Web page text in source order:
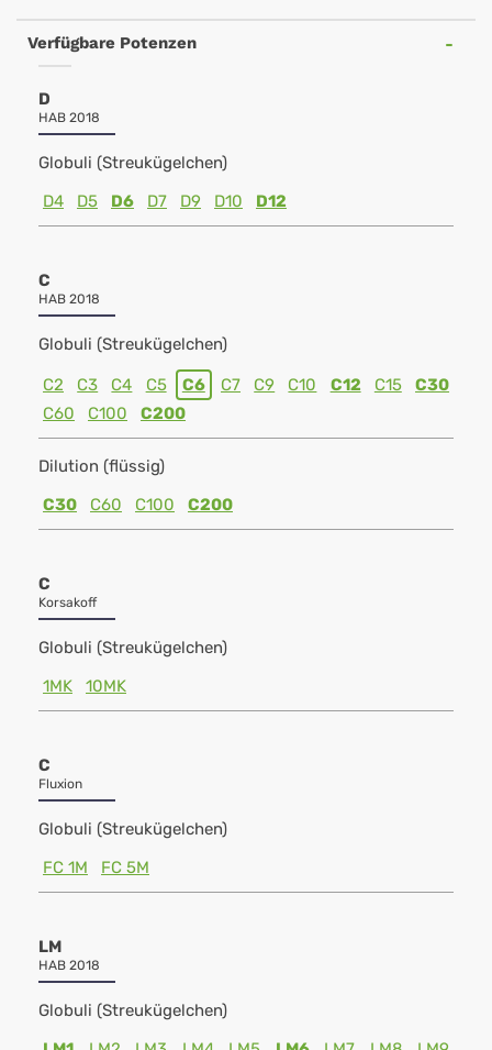
Verfügbare Potenzen
D
HAB 2018
Globuli (Streukügelchen)
D4
D5 D6 D7 D9 D10 D12
C
HAB 2018
Globuli (Streukügelchen)
C2 C3 C4 C5 C6 C7 C9 C10 C12 C15
C30
C60
C100 C200
Dilution (flüssig)
C30
C60 C100 C200
C
Korsakoff
Globuli (Streukügelchen)
1MK
10MK
C
Fluxion
Globuli (Streukügelchen)
FC 1M
FC 5M
LM
HAB 2018
Globuli (Streukügelchen)